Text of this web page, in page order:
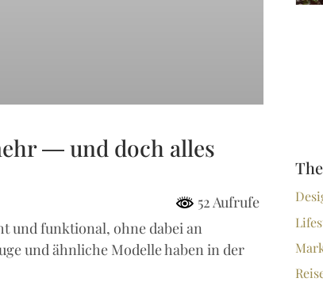
— und doch alles
52 Aufrufe
und funktional, ohne dabei an
und ähnliche Modelle haben in der